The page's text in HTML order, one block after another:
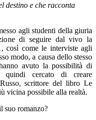
destino e che racconta
agli studenti della giuria
di seguire dal vivo la
così come le interviste agli
modo, a causa dello stesso
avuto la possibilità di
quindi cercato di creare
scrittore del libro Le
vicina possibile alla realtà.
romanzo?